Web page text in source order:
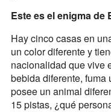
Este es el enigma de
Hay cinco casas en
un color diferente y
nacionalidad que vive
bebida diferente, fuma
posee un animal
15 pistas, ¿qué